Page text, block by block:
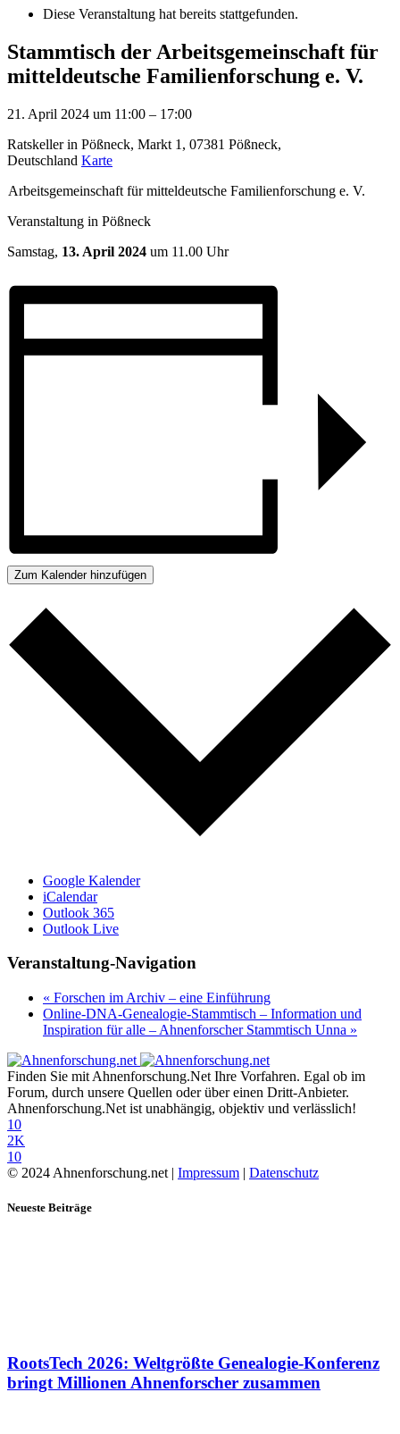
Diese Veranstaltung hat bereits stattgefunden.
Stammtisch der Arbeitsgemeinschaft für
mitteldeutsche Familienforschung e. V.
21. April 2024 um 11:00 – 17:00
Ratskeller in Pößneck, Markt 1, 07381 Pößneck,
Deutschland Karte
Arbeitsgemeinschaft für mitteldeutsche Familienforschung e. V.
Veranstaltung in Pößneck
Samstag, 13. April 2024 um 11.00 Uhr
Zum Kalender hinzufügen
Google Kalender
iCalendar
Outlook 365
Outlook Live
Veranstaltung-Navigation
« Forschen im Archiv – eine Einführung
Online-DNA-Genealogie-Stammtisch – Information und
Inspiration für alle – Ahnenforscher Stammtisch Unna »
Finden Sie mit Ahnenforschung.Net Ihre Vorfahren. Egal ob im
Forum, durch unsere Quellen oder über einen Dritt-Anbieter.
Ahnenforschung.Net ist unabhängig, objektiv und verlässlich!
10
2K
10
© 2024 Ahnenforschung.net | Impressum | Datenschutz
Neueste Beiträge
RootsTech 2026: Weltgrößte Genealogie-Konferenz
bringt Millionen Ahnenforscher zusammen